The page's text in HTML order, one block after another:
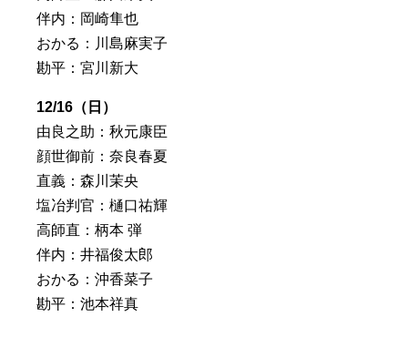
伴内：岡崎隼也
おかる：川島麻実子
勘平：宮川新大
12/16（日）
由良之助：秋元康臣
顔世御前：奈良春夏
直義：森川茉央
塩冶判官：樋口祐輝
高師直：柄本 弾
伴内：井福俊太郎
おかる：沖香菜子
勘平：池本祥真